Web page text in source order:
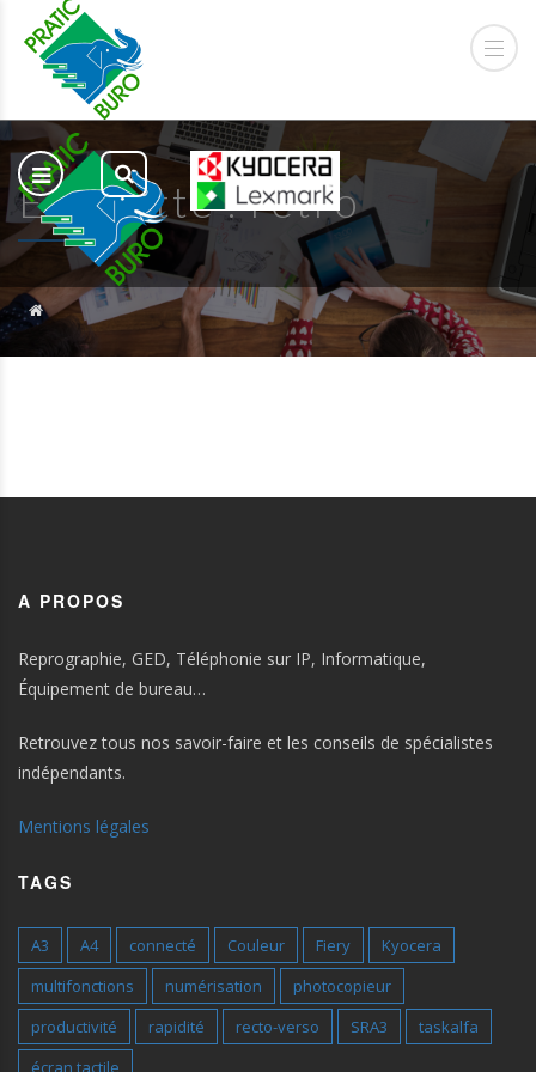
Étiquette :retro
A PROPOS
Reprographie, GED, Téléphonie sur IP, Informatique,
Équipement de bureau…
Retrouvez tous nos savoir-faire et les conseils de spécialistes
indépendants.
Mentions légales
TAGS
A3 A4 connecté Couleur Fiery
Kyocera
multifonctions
numérisation
photocopieur
productivité
rapidité recto-verso SRA3
taskalfa
écran tactile